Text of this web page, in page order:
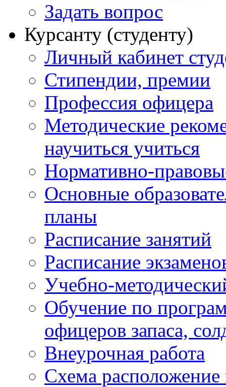
Задать вопрос
Курсанту (студенту)
Личный кабинет
Стипендии, премии
Профессия офицера
Методические
научиться учиться
Нормативно-
Основные
планы
Расписание занятий
Расписание
Учебно-
Обучение по
офицеров запаса,
Внеурочная работа
Схема расположение